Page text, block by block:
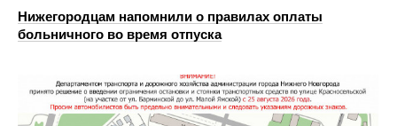
Нижегородцам напомнили о правилах оплаты
больничного во время отпуска